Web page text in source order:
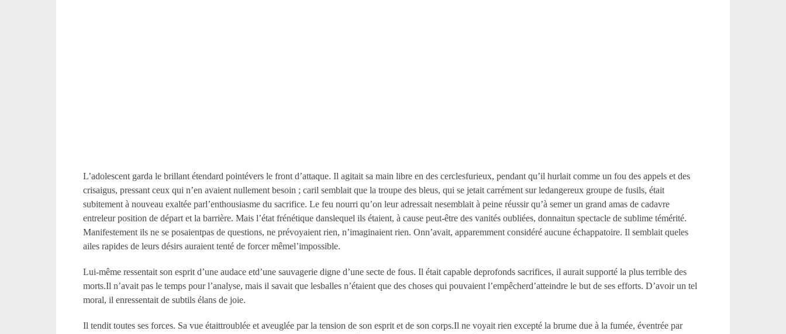
L’adolescent garda le brillant étendard pointévers le front d’attaque. Il agitait sa main libre en des cerclesfurieux, pendant qu’il hurlait comme un fou des appels et des
crisaigus, pressant ceux qui n’en avaient nullement besoin ; caril semblait que la troupe des bleus, qui se jetait carrément sur ledangereux groupe de fusils, était
subitement à nouveau exaltée parl’enthousiasme du sacrifice. Le feu nourri qu’on leur adressait nesemblait à peine réussir qu’à semer un grand amas de cadavre
entreleur position de départ et la barrière. Mais l’état frénétique danslequel ils étaient, à cause peut-être des vanités oubliées, donnaitun spectacle de sublime témérité.
Manifestement ils ne se posaientpas de questions, ne prévoyaient rien, n’imaginaient rien. Onn’avait, apparemment considéré aucune échappatoire. Il semblait queles
ailes rapides de leurs désirs auraient tenté de forcer mêmel’impossible.
Lui-même ressentait son esprit d’une audace etd’une sauvagerie digne d’une secte de fous. Il était capable deprofonds sacrifices, il aurait supporté la plus terrible des
morts.Il n’avait pas le temps pour l’analyse, mais il savait que lesballes n’étaient que des choses qui pouvaient l’empêcherd’atteindre le but de ses efforts. D’avoir un tel
moral, il enressentait de subtils élans de joie.
Il tendit toutes ses forces. Sa vue étaittroublée et aveuglée par la tension de son esprit et de son corps.Il ne voyait rien excepté la brume due à la fumée, éventrée par